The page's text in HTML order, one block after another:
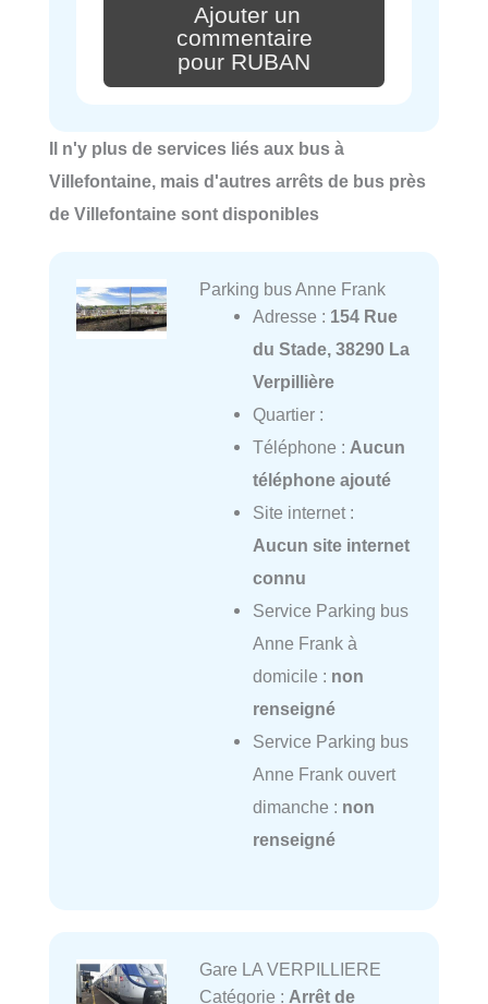
Ajouter un
commentaire
pour RUBAN
Il n'y plus de services liés aux bus à
Villefontaine, mais d'autres arrêts de bus près
de Villefontaine sont disponibles
Parking bus Anne Frank
Adresse : 154 Rue
du Stade, 38290 La
Verpillière
Quartier :
Téléphone : Aucun
téléphone ajouté
Site internet :
Aucun site internet
connu
Service Parking bus
Anne Frank à
domicile : non
renseigné
Service Parking bus
Anne Frank ouvert
dimanche : non
renseigné
Gare LA VERPILLIERE
Catégorie : Arrêt de